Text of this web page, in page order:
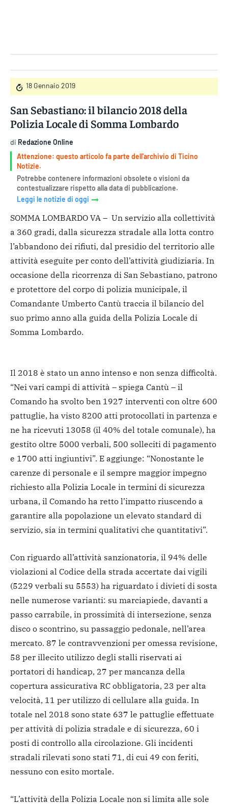
18 Gennaio 2019
San Sebastiano: il bilancio 2018 della
Polizia Locale di Somma Lombardo
di Redazione Online
Attenzione: questo articolo fa parte dell'archivio di Ticino
Notizie.
Potrebbe contenere informazioni obsolete o visioni da
contestualizzare rispetto alla data di pubblicazione.
Leggi le notizie di oggi
SOMMA LOMBARDO VA – Un servizio alla collettività
a 360 gradi, dalla sicurezza stradale alla lotta contro
l’abbandono dei rifiuti, dal presidio del territorio alle
attività eseguite per conto dell’attività giudiziaria. In
occasione della ricorrenza di San Sebastiano, patrono
e protettore del corpo di polizia municipale, il
Comandante Umberto Cantù traccia il bilancio del
suo primo anno alla guida della Polizia Locale di
Somma Lombardo.
Il 2018 è stato un anno intenso e non senza difficoltà.
“Nei vari campi di attività – spiega Cantù – il
Comando ha svolto ben 1927 interventi con oltre 600
pattuglie, ha visto 8200 atti protocollati in partenza e
ne ha ricevuti 13058 (il 40% del totale comunale), ha
gestito oltre 5000 verbali, 500 solleciti di pagamento
e 1700 atti ingiuntivi”. E aggiunge: “Nonostante le
carenze di personale e il sempre maggior impegno
richiesto alla Polizia Locale in termini di sicurezza
urbana, il Comando ha retto l’impatto riuscendo a
garantire alla popolazione un elevato standard di
servizio, sia in termini qualitativi che quantitativi”.
Con riguardo all’attività sanzionatoria, il 94% delle
violazioni al Codice della strada accertate dai vigili
(5229 verbali su 5553) ha riguardato i divieti di sosta
nelle numerose varianti: su marciapiede, davanti a
passo carrabile, in prossimità di intersezione, senza
disco o scontrino, su passaggio pedonale, nell’area
mercato. 87 le contravvenzioni per omessa revisione,
58 per illecito utilizzo degli stalli riservati ai
portatori di handicap, 27 per mancanza della
copertura assicurativa RC obbligatoria, 23 per alta
velocità, 11 per utilizzo di cellulare alla guida. In
totale nel 2018 sono state 637 le pattuglie effettuate
per attività di polizia stradale e di sicurezza, 60 i
posti di controllo alla circolazione. Gli incidenti
stradali rilevati sono stati 71, di cui 49 con feriti,
nessuno con esito mortale.
“L’attività della Polizia Locale non si limita alle sole